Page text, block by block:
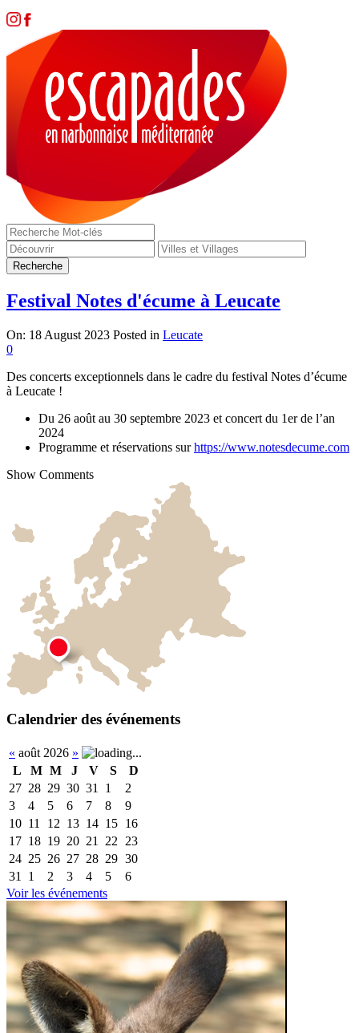
Festival Notes d'écume à Leucate
On: 18 August 2023 Posted in Leucate
0
Des concerts exceptionnels dans le cadre du festival Notes d’écume
à Leucate !
Du 26 août au 30 septembre 2023 et concert du 1er de l’an
2024
Programme et réservations surhttps://www.notesdecume.com
Show Comments
Calendrier des événements
« août 2026 »
L
M M J V S
D
27 28 29 30 31 1
2
3
4 5 6 7 8
9
10 11 12 13 14 15 16
17 18 19 20 21 22
23
24 25 26 27 28 29 30
31
1 2 3 4 5
6
Voir les événements